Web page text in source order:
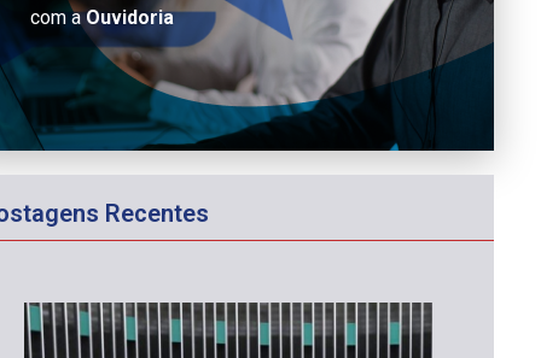
com aOuvidoria
Recentes